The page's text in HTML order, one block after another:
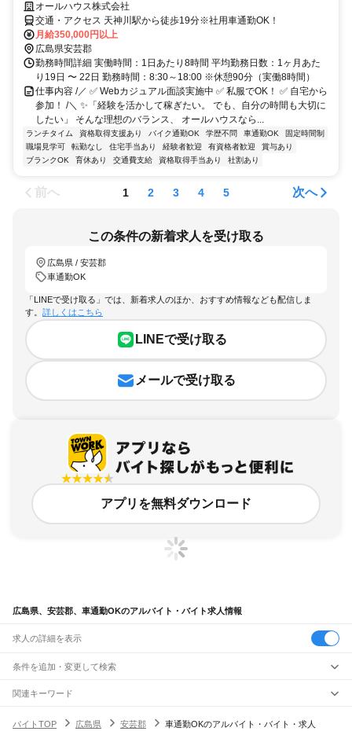
オールハウス株式会社
交通・アクセス 天神川駅から徒歩19分※社用車通勤OK！
月給350,000円以上
広島県安芸郡
勤務時間詳細 実働時間：1日あたり8時間 平均勤務日数：1ヶ月あた
り19日 〜 22日 勤務時間：8:30～18:00 ※休憩90分（実働8時間）
仕事内容 /／ ✅ Webカジュアル面談実施中 ✅ 私服でOK！ ✅ 自宅から
参加！ /＼ ✨「経験を活かして稼ぎたい。 でも、自分の時間も大切に
したい」 そんな理想のバランス、 オールハウスなら...
ランチタイム 資格取得支援あり バイク通勤OK 学歴不問 車通勤OK
固定時間制
職場見学可
転勤なし 住宅手当あり 経験者歓迎 有資格者歓迎
賞与あり
ブランクOK
育休あり 交通費支給 資格取得手当あり 社割あり
前へ 1 2 3 4 5 次へ
この条件の新着求人を受け取る
広島県 / 安芸郡
車通勤OK
「LINEで受け取る」では、新着求人のほか、おすすめ情報なども配信しま
す。 詳しくはこちら
LINEで受け取る
メールで受け取る
アプリを無料ダウンロード
広島県、安芸郡、車通勤OKのアルバイト・バイト求人情報
求人の詳細を表示
条件を追加・変更して検索
市区町村を追加・変更
広島県すべて
駅を追加・変更
関連キーワード
広島県 安芸郡 正社員 自動車整備士 広島県 広島市 車通勤ok
バイトTOP 広島県 安芸郡 車通勤OKのアルバイト・バイト・求人